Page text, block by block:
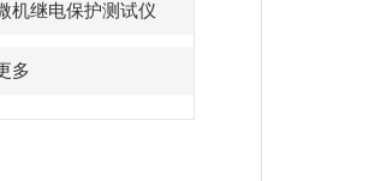
机继电保护测试仪
多